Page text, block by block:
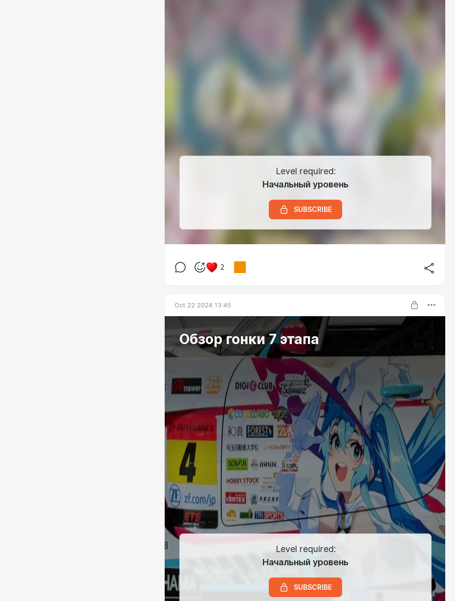
Level required:
Начальный уровень
SUBSCRIBE
2
Oct 22 2024 13:45
Обзор гонки 7 этапа
Level required:
Начальный уровень
SUBSCRIBE